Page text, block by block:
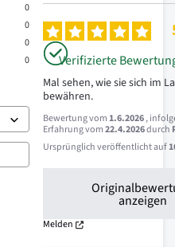
0
0
0
0 Verifizierte
Mal sehen, wie sie sich im
bewähren.
Bewertung vom1.6.2026,
Erfahrung vom22.4.2026durch
Ursprünglich veröffentlicht auf
anzeigen
Melden